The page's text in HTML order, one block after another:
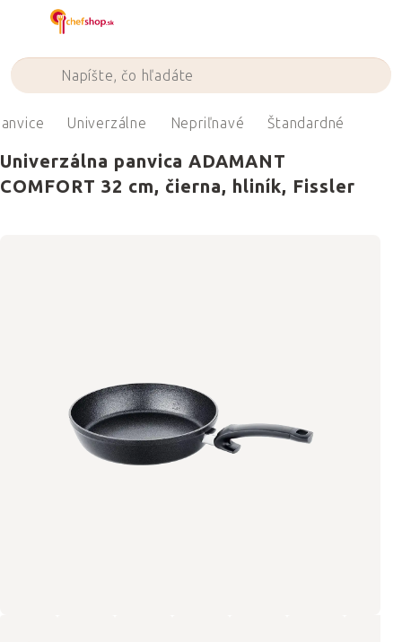
Univerzálne Nepriľnavé Štandardné
Univerzálna panvica ADAMANT
COMFORT 32 cm, čierna, hliník, Fissler